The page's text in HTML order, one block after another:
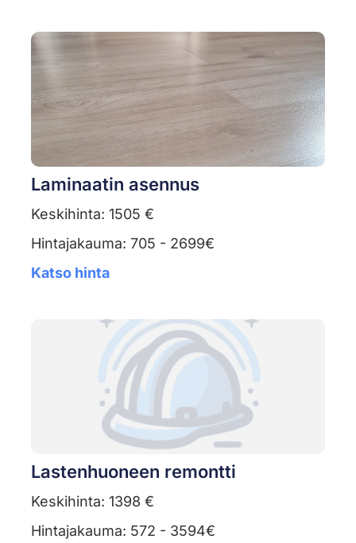
Laminaatin asennus
Keskihinta: 1505 €
Hintajakauma: 705 - 2699€
Katso hinta
Lastenhuoneen remontti
Keskihinta: 1398 €
Hintajakauma: 572 - 3594€